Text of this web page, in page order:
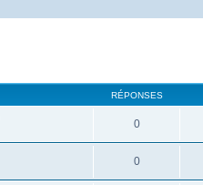
RÉPONSES
0
0